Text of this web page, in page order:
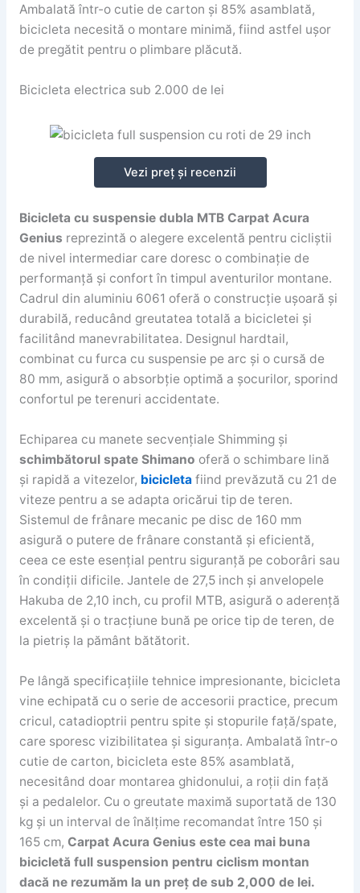
Ambalată într-o cutie de carton și 85% asamblată,
bicicleta necesită o montare minimă, fiind astfel ușor
de pregătit pentru o plimbare plăcută.
Bicicleta electrica sub 2.000 de lei
Vezi preț și recenzii
Bicicleta cu suspensie dubla MTB Carpat Acura
Genius reprezintă o alegere excelentă pentru cicliștii
de nivel intermediar care doresc o combinație de
performanță și confort în timpul aventurilor montane.
Cadrul din aluminiu 6061 oferă o construcție ușoară și
durabilă, reducând greutatea totală a bicicletei și
facilitând manevrabilitatea. Designul hardtail,
combinat cu furca cu suspensie pe arc și o cursă de
80 mm, asigură o absorbție optimă a șocurilor, sporind
confortul pe terenuri accidentate.
Echiparea cu manete secvențiale Shimming și
schimbătorul spate Shimano oferă o schimbare lină
și rapidă a vitezelor, bicicletafiind prevăzută cu 21 de
viteze pentru a se adapta oricărui tip de teren.
Sistemul de frânare mecanic pe disc de 160 mm
asigură o putere de frânare constantă și eficientă,
ceea ce este esențial pentru siguranță pe coborâri sau
în condiții dificile. Jantele de 27,5 inch și anvelopele
Hakuba de 2,10 inch, cu profil MTB, asigură o aderență
excelentă și o tracțiune bună pe orice tip de teren, de
la pietriș la pământ bătătorit.
Pe lângă specificațiile tehnice impresionante, bicicleta
vine echipată cu o serie de accesorii practice, precum
cricul, catadioptrii pentru spite și stopurile față/spate,
care sporesc vizibilitatea și siguranța. Ambalată într-o
cutie de carton, bicicleta este 85% asamblată,
necesitând doar montarea ghidonului, a roții din față
și a pedalelor. Cu o greutate maximă suportată de 130
kg și un interval de înălțime recomandat între 150 și
165 cm, Carpat Acura Genius este cea mai buna
bicicletă full suspension pentru ciclism montan
dacă ne rezumăm la un preț de sub 2,000 de lei.